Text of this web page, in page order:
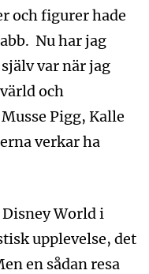
och figurer hade
Nu har jag
var när jag
och
Pigg, Kalle
verkar ha
World i
upplevelse, det
en sådan resa